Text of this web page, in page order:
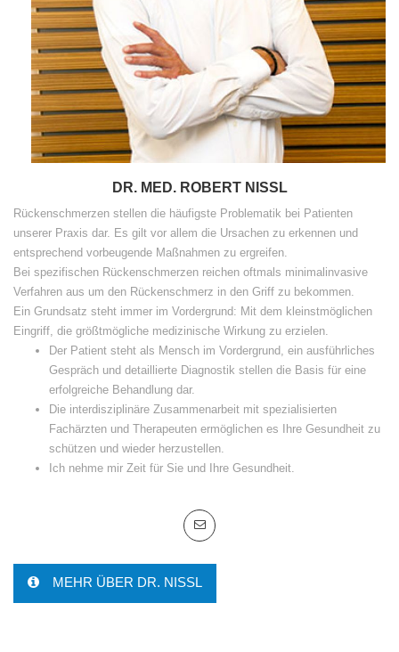
DR. MED. ROBERT NISSL
Rückenschmerzen stellen die häufigste Problematik bei Patienten
unserer Praxis dar. Es gilt vor allem die Ursachen zu erkennen und
entsprechend vorbeugende Maßnahmen zu ergreifen.
Bei spezifischen Rückenschmerzen reichen oftmals minimalinvasive
Verfahren aus um den Rückenschmerz in den Griff zu bekommen.
Ein Grundsatz steht immer im Vordergrund: Mit dem kleinstmöglichen
Eingriff, die größtmögliche medizinische Wirkung zu erzielen.
Der Patient steht als Mensch im Vordergrund, ein ausführliches
Gespräch und detaillierte Diagnostik stellen die Basis für eine
erfolgreiche Behandlung dar.
Die interdisziplinäre Zusammenarbeit mit spezialisierten
Fachärzten und Therapeuten ermöglichen es Ihre Gesundheit zu
schützen und wieder herzustellen.
Ich nehme mir Zeit für Sie und Ihre Gesundheit.
MEHR ÜBER DR. NISSL